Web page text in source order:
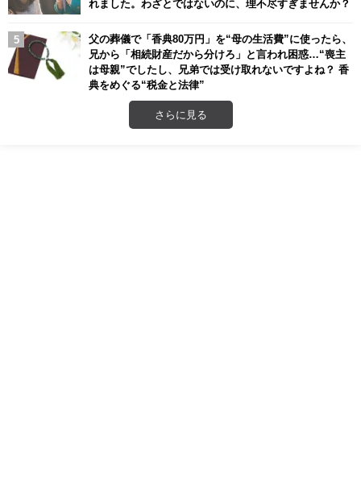
れました。わざとではないのに、理不尽すぎませんか？
父の葬儀で「香典80万円」を“母の生活費”に使ったら、
兄から「相続財産だから分けろ」と言われ困惑…“喪主
は母親”でしたし、兄弟では受け取れないですよね？ 香
典をめぐる“税金と法律”
さらに見る